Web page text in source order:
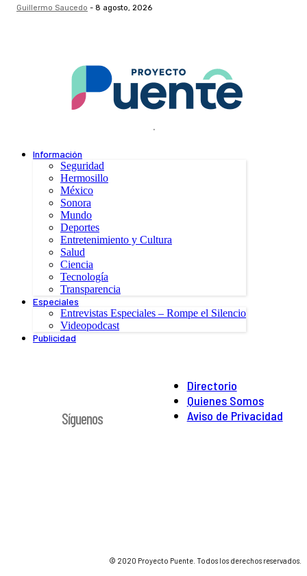
Guillermo Saucedo - 8 agosto, 2026
.
Información
Seguridad
Hermosillo
México
Sonora
Mundo
Deportes
Entretenimiento y Cultura
Salud
Ciencia
Tecnología
Transparencia
Especiales
Entrevistas Especiales – Rompe el Silencio
Videopodcast
Publicidad
Directorio
Quienes Somos
Aviso de Privacidad
Síguenos
© 2020 Proyecto Puente. Todos los derechos reservados.